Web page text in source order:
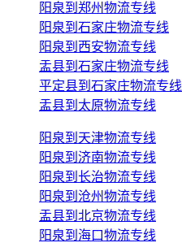
阳泉到郑州物流专线
阳泉到石家庄物流专线
阳泉到西安物流专线
盂县到石家庄物流专线
平定县到石家庄物流专线
盂县到太原物流专线
阳泉到天津物流专线
阳泉到济南物流专线
阳泉到长治物流专线
阳泉到沧州物流专线
盂县到北京物流专线
阳泉到海口物流专线